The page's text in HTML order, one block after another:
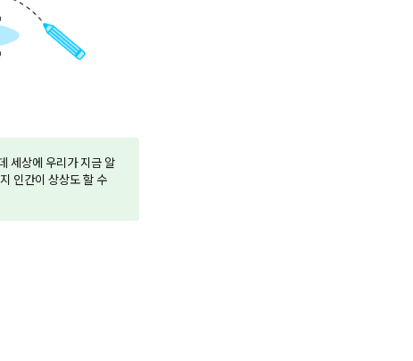
세상에 우리가 지금 알
인간이 상상도 할 수